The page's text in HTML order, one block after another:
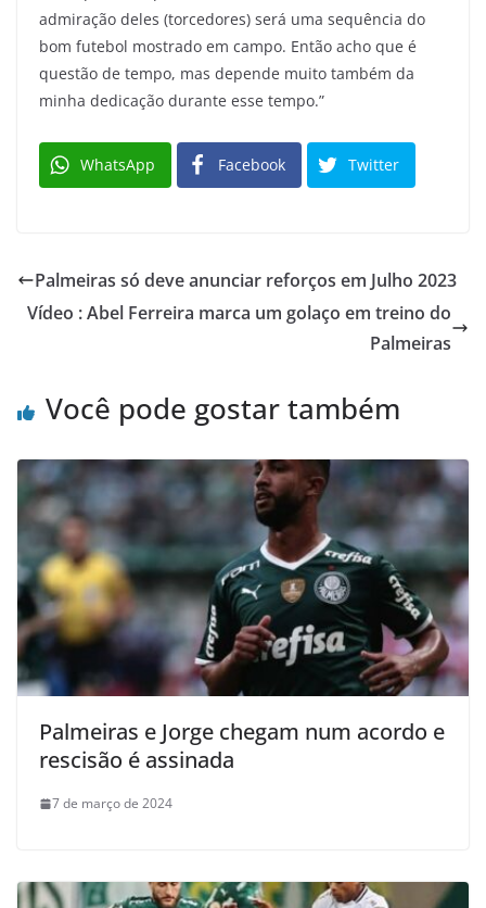
admiração deles (torcedores) será uma sequência do
bom futebol mostrado em campo. Então acho que é
questão de tempo, mas depende muito também da
minha dedicação durante esse tempo.”
WhatsApp Facebook Twitter
Palmeiras só deve anunciar reforços em Julho 2023
Vídeo : Abel Ferreira marca um golaço em treino do
Palmeiras
Você pode gostar também
Palmeiras e Jorge chegam num acordo e
rescisão é assinada
7 de março de 2024